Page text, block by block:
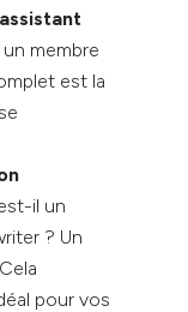
membre
est la
il un
? Un
pour vos